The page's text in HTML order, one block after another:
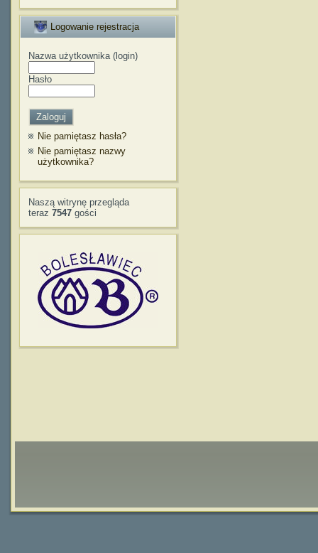
Logowanie rejestracja
Nazwa użytkownika (login)
Hasło
Nie pamiętasz hasła?
Nie pamiętasz nazwy
użytkownika?
Naszą witrynę przegląda
teraz 7547 gości